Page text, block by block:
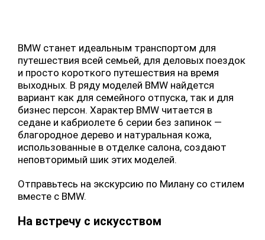
BMW станет идеальным транспортом для
путешествия всей семьей, для деловых поездок
и просто короткого путешествия на время
выходных. В ряду моделей BMW найдется
вариант как для семейного отпуска, так и для
бизнес персон. Характер BMW читается в
седане и кабриолете 6 серии без запинок —
благородное дерево и натуральная кожа,
использованные в отделке салона, создают
неповторимый шик этих моделей.
Отправьтесь на экскурсию по Милану со стилем
вместе с BMW.
На встречу с искусством